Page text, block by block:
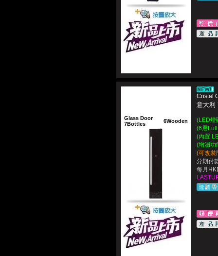
Glass Door
7Bottles
6Wooden
Cristal
意大利
(LED燈
(6層
(內置
(增濕功
(可改裝
分期付
每月